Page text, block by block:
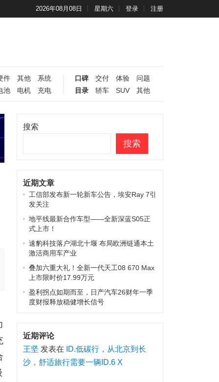
2026年08月08日 星期六 登录 注册
件 其他
系统
池 电机 充电
口碑 交付 体验
问题
目录
轿车 SUV 其他
搜索
搜索
近期文章
工信部发布新一轮新车公告，埃安Ray 7引
发关注
地平线最新合作车型——全新深蓝S05正
式上市！
速豹科技落户湖北十堰 布局欧洲链通本土
激活商用车产业
叠加六重大礼！全新一代天工08 670 Max
上市限时价17.99万元
盈利拐点如期而至，日产汽车26财年一季
度财报释放稳健增长信号
近期评论
王坚 发表在
ID.低碳行，从北京到长
沙，舒适旅行需要一辆ID.6 X